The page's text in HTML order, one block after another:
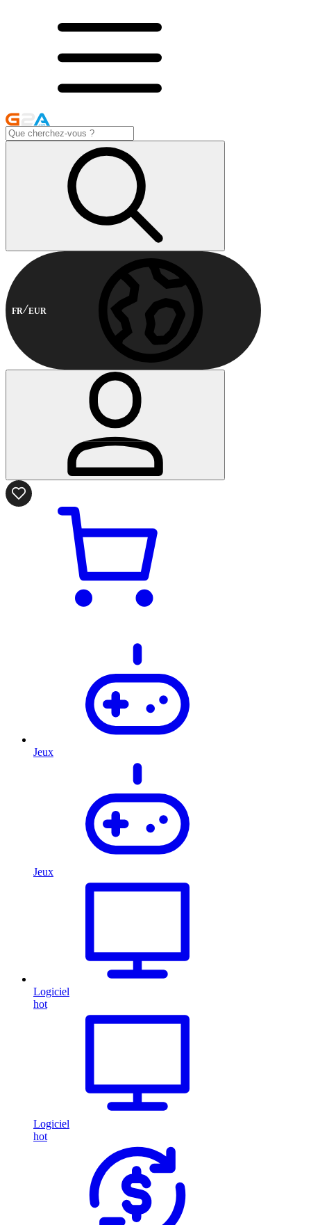
FR EUR
Jeux
Jeux
Logiciel
hot
Logiciel
hot